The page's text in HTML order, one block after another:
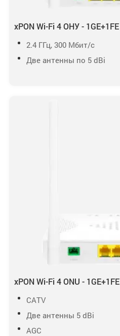
xPON Wi-Fi 4 ОНУ - 1GE+1FE
2.4 ГГц, 300 Мбит/с
Две антенны по 5 dBi
xPON Wi-Fi 4 ONU - 1GE+1FE
CATV
Две антенны 5 dBi
AGC